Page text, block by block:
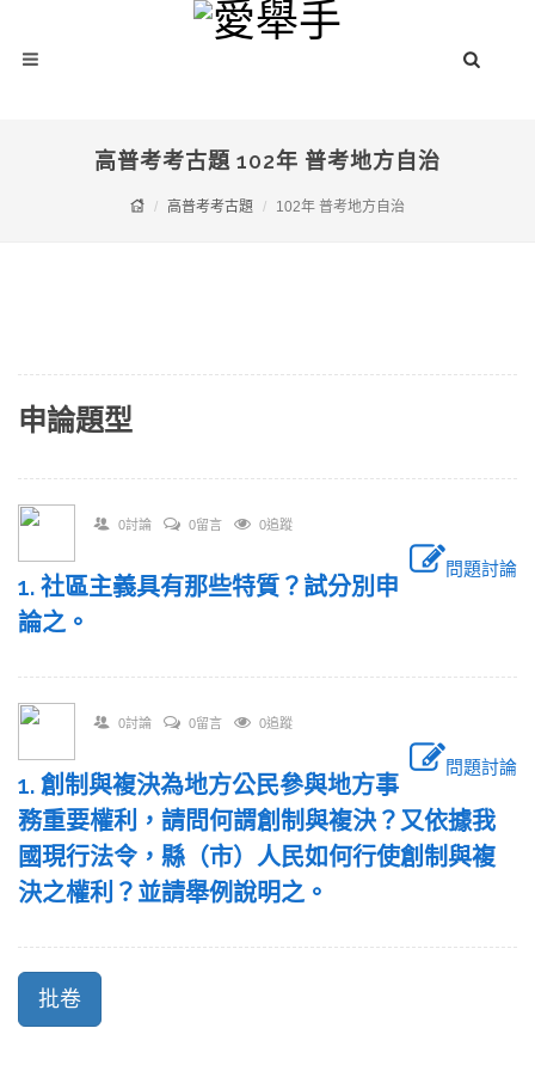
高普考考古題 102年 普考地方自治
高普考考古題 102年 普考地方自治
申論題型
0討論 0留言 0追蹤
問題討論
1. 社區主義具有那些特質？試分別申
論之。
0討論 0留言 0追蹤
問題討論
1. 創制與複決為地方公民參與地方事
務重要權利，請問何謂創制與複決？又依據我
國現行法令，縣（市）人民如何行使創制與複
決之權利？並請舉例說明之。